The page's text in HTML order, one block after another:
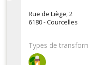
Rue de Liège, 2
6180 - Courcelles
Types de